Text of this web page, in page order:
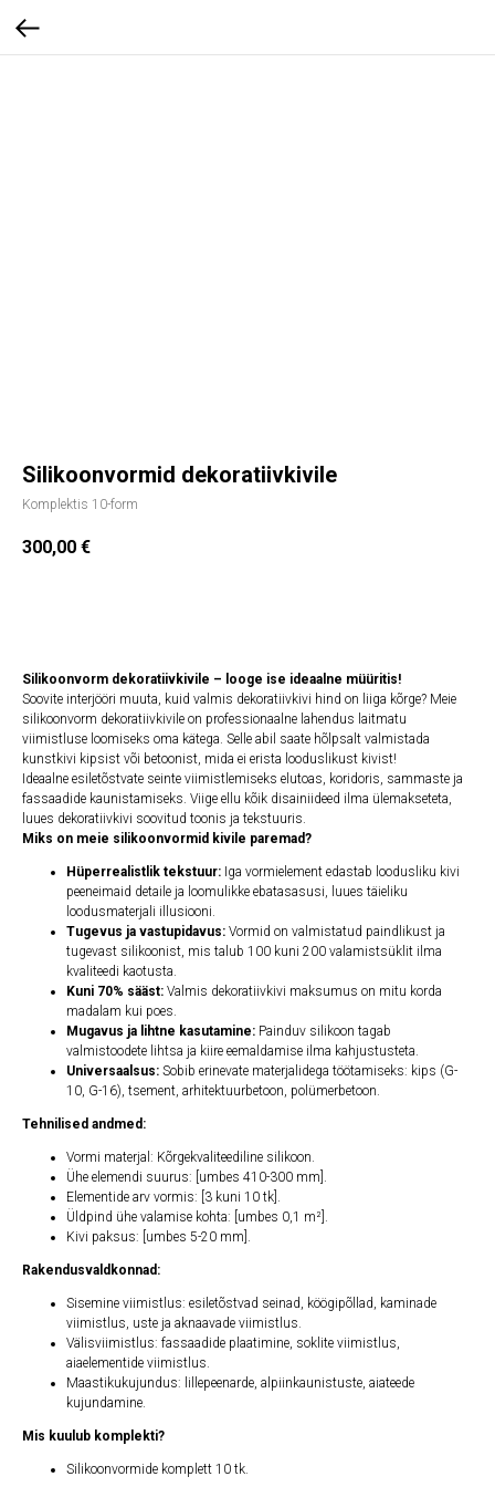
Silikoonvormid dekoratiivkivile
Komplektis 10-form
300,00 €
Silikoonvorm dekoratiivkivile – looge ise ideaalne müüritis!
Soovite interjööri muuta, kuid valmis dekoratiivkivi hind on liiga kõrge? Meie
silikoonvorm dekoratiivkivile on professionaalne lahendus laitmatu
viimistluse loomiseks oma kätega. Selle abil saate hõlpsalt valmistada
kunstkivi kipsist või betoonist, mida ei erista looduslikust kivist!
Ideaalne esiletõstvate seinte viimistlemiseks elutoas, koridoris, sammaste ja
fassaadide kaunistamiseks. Viige ellu kõik disainiideed ilma ülemakseteta,
luues dekoratiivkivi soovitud toonis ja tekstuuris.
Miks on meie silikoonvormid kivile paremad?
Hüperrealistlik tekstuur: Iga vormielement edastab loodusliku kivi
peeneimaid detaile ja loomulikke ebatasasusi, luues täieliku
loodusmaterjali illusiooni.
Tugevus ja vastupidavus: Vormid on valmistatud paindlikust ja
tugevast silikoonist, mis talub 100 kuni 200 valamistsüklit ilma
kvaliteedi kaotusta.
Kuni 70% sääst: Valmis dekoratiivkivi maksumus on mitu korda
madalam kui poes.
Mugavus ja lihtne kasutamine: Painduv silikoon tagab
valmistoodete lihtsa ja kiire eemaldamise ilma kahjustusteta.
Universaalsus: Sobib erinevate materjalidega töötamiseks: kips (G-
10, G-16), tsement, arhitektuurbetoon, polümerbetoon.
Tehnilised andmed:
Vormi materjal: Kõrgekvaliteediline silikoon.
Ühe elemendi suurus: [umbes 410-300 mm].
Elementide arv vormis: [3 kuni 10 tk].
Üldpind ühe valamise kohta: [umbes 0,1 m²].
Kivi paksus: [umbes 5-20 mm].
Rakendusvaldkonnad:
Sisemine viimistlus: esiletõstvad seinad, köögipõllad, kaminade
viimistlus, uste ja aknaavade viimistlus.
Välisviimistlus: fassaadide plaatimine, soklite viimistlus,
aiaelementide viimistlus.
Maastikukujundus: lillepeenarde, alpiinkaunistuste, aiateede
kujundamine.
Mis kuulub komplekti?
Silikoonvormide komplett 10 tk.